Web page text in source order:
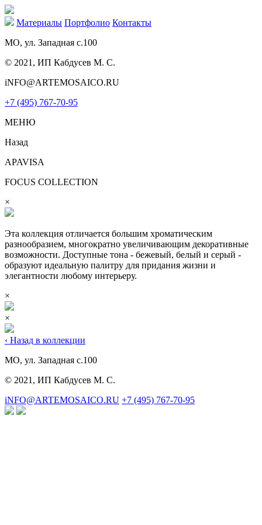
Материалы Портфолио Контакты
МО, ул. Западная с.100
© 2021, ИП Кабдусев М. С.
iNFO@ARTEMOSAICO.RU
+7 (495) 767-70-95
МЕНЮ
Назад
APAVISA
FOCUS COLLECTION
×
Эта коллекция отличается большим хроматическим
разнообразием, многократно увеличивающим декоративные
возможности. Доступные тона - бежевый, белый и серый -
образуют идеальную палитру для придания жизни и
элегантности любому интерьеру.
×
×
‹ Назад в коллекции
МО, ул. Западная с.100
© 2021, ИП Кабдусев М. С.
iNFO@ARTEMOSAICO.RU +7 (495) 767-70-95